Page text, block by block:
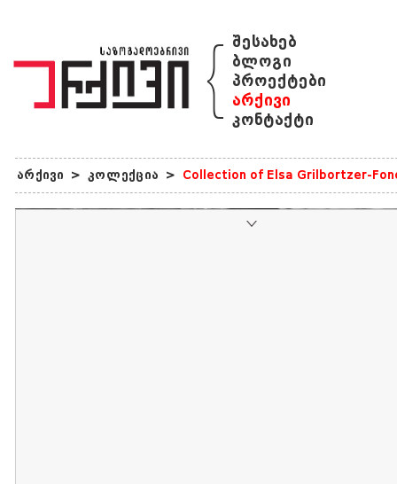
{ შესახებ
ბლოგი
პროექტები
არქივი
კონტაქტი
არქივი > კოლექცია > Collection of Elsa Grilbortzer-